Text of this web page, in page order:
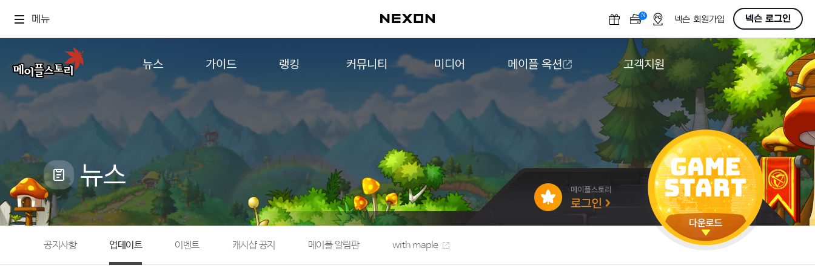
메뉴 N OFF넥슨 회원가입 넥슨 로그인
뉴스
공지사항
업데이트
캐시샵 공지
메이플 알림판
with maple
가이드
게임정보
직업소개
확률형 아이템
NEXON NOW
랭킹
컨텐츠 랭킹
커뮤니티
자유게시판
메이플 아트
메이플스토리 파트너스
AI Style Finder
미니게임
커뮤니티 아카이브
미디어
영상
메이플 옥션 고객지원
도움말/1:1문의
버그악용/불법프로그램 신고
게임 접근성
뉴스
공지사항 업데이트 이벤트 캐시샵 공지 메이플 알림판 with maple